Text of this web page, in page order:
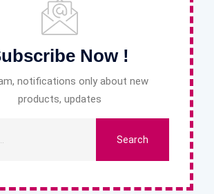
Now !
notifications only about new
products, updates